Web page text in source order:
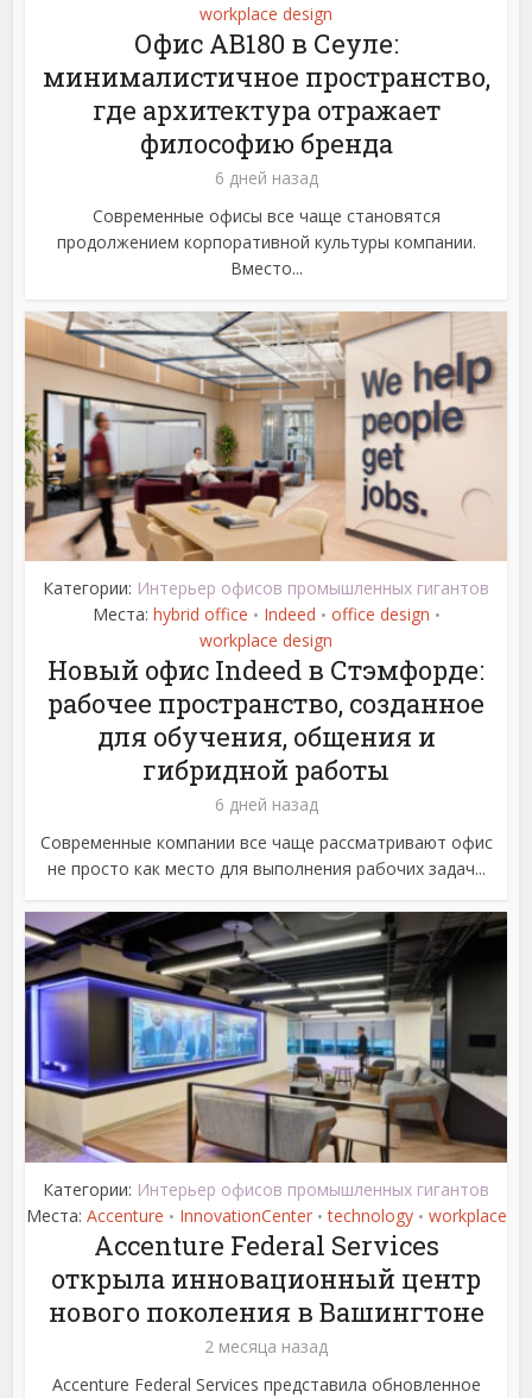
workplace design
Офис AB180 в Сеуле:
минималистичное пространство,
где архитектура отражает
философию бренда
6 дней назад
Современные офисы все чаще становятся
продолжением корпоративной культуры компании.
Вместо...
Категории: Интерьер офисов промышленных гигантов
Места: hybrid office • Indeed • office design •
workplace design
Новый офис Indeed в Стэмфорде:
рабочее пространство, созданное
для обучения, общения и
гибридной работы
6 дней назад
Современные компании все чаще рассматривают офис
не просто как место для выполнения рабочих задач...
Категории: Интерьер офисов промышленных гигантов
Места: Accenture • InnovationCenter • technology • workplace
Accenture Federal Services
открыла инновационный центр
нового поколения в Вашингтоне
2 месяца назад
Accenture Federal Services представила обновленное